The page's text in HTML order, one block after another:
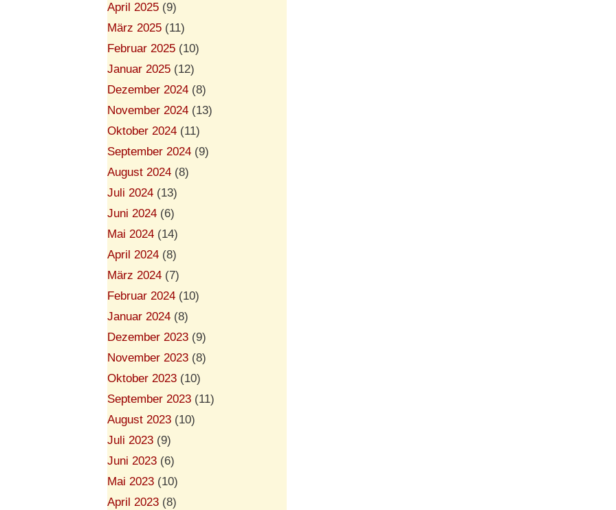
April 2025 (9)
März 2025 (11)
Februar 2025 (10)
Januar 2025 (12)
Dezember 2024 (8)
November 2024 (13)
Oktober 2024 (11)
September 2024 (9)
August 2024 (8)
Juli 2024 (13)
Juni 2024 (6)
Mai 2024 (14)
April 2024 (8)
März 2024 (7)
Februar 2024 (10)
Januar 2024 (8)
Dezember 2023 (9)
November 2023 (8)
Oktober 2023 (10)
September 2023 (11)
August 2023 (10)
Juli 2023 (9)
Juni 2023 (6)
Mai 2023 (10)
April 2023 (8)